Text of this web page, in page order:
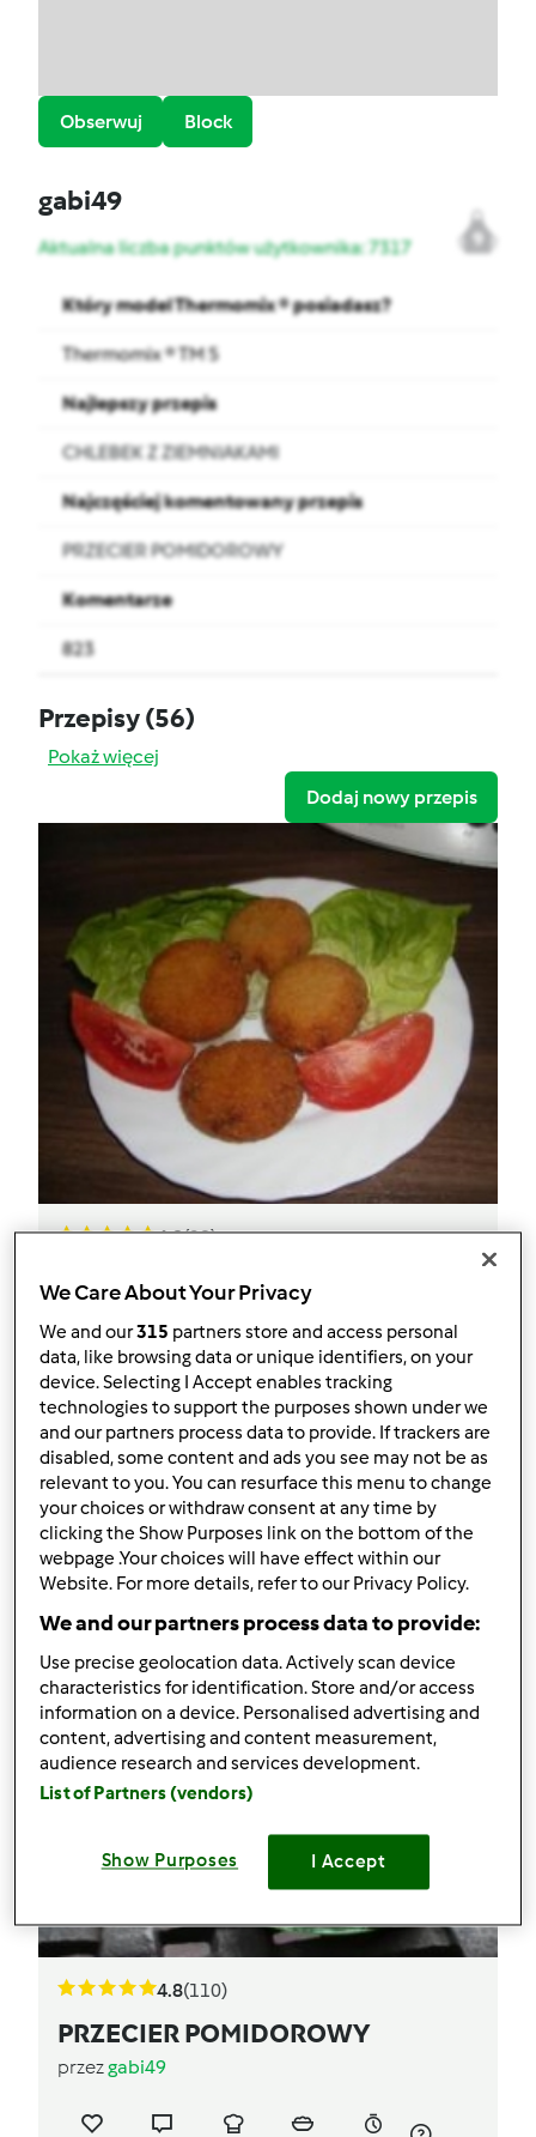
Obserwuj Block
gabi49
9
Aktualna liczba punktów użytkownika: 7317
Który model Thermomix ® posiadasz?
Thermomix ® TM 5
Najlepszy przepis
CHLEBEK Z ZIEMNIAKAMI
Najczęściej komentowany przepis
PRZECIER POMIDOROWY
Komentarze
823
Przepisy(56)
Pokaż więcej
Dodaj nowy przepis
4.9(29)
NUGGETSY Z KURCZAKA
0 51 -- -- 20
4.8(110)
PRZECIER POMIDOROWY
przezgabi49
We Care About Your Privacy
We and our315 partners store and access personal
data, like browsing data or unique identifiers, on your
device. Selecting I Accept enables tracking
technologies to support the purposes shown under we
and our partners process data to provide. If trackers are
disabled, some content and ads you see may not be as
relevant to you. You can resurface this menu to change
your choices or withdraw consent at any time by
clicking the Show Purposes link on the bottom of the
webpage .Your choices will have effect within our
Website. For more details, refer to our Privacy Policy.
We and our partners process data to provide:
Use precise geolocation data. Actively scan device
characteristics for identification. Store and/or access
information on a device. Personalised advertising and
content, advertising and content measurement,
audience research and services development.
List of Partners (vendors)
Show Purposes I Accept